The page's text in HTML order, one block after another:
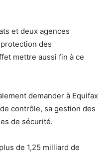
et deux agences
des
mettre aussi fin à ce
demander à Equifax
contrôle, sa gestion des
de sécurité.
de 1,25 milliard de